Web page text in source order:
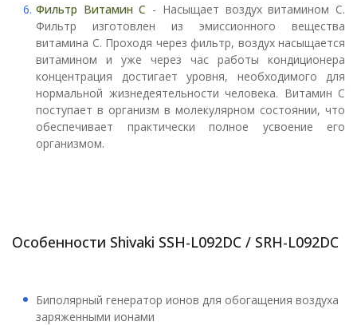
Фильтр Витамин С - Насыщает воздух витамином С.
Фильтр изготовлен из эмиссионного вещества
витамина С. Проходя через фильтр, воздух насыщается
витамином и уже через час работы кондиционера
концентрация достигает уровня, необходимого для
нормальной жизнедеятельности человека. Витамин С
поступает в организм в молекулярном состоянии, что
обеспечивает практически полное усвоение его
организмом.
Особенности Shivaki SSH-L092DC / SRH-L092DC
Биполярный генератор ионов для обогащения воздуха
заряженными ионами